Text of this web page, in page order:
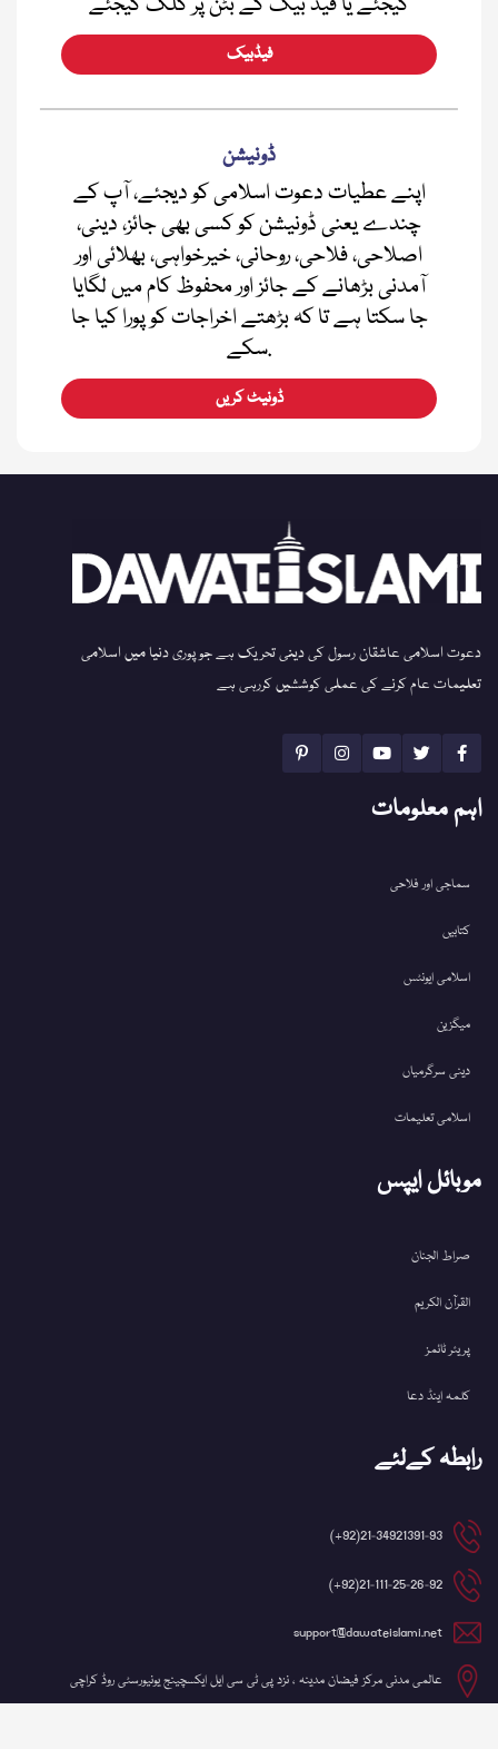
فیڈبیک
ڈونیشن
اپنے عطیات دعوت اسلامی کو دیجئے، آپ کے
چندے یعنی ڈونیشن کو کسی بھی جائز، دینی،
اصلاحی، فلاحی، روحانی، خیرخواہی، بھلائی اور
آمدنی بڑھانے کے جائز اور محفوظ کام میں لگایا
جا سکتا ہے تا کہ بڑھتے اخراجات کو پورا کیا جا
سکے.
ڈونیٹ کریں
دعوت اسلامی عاشقان رسول کی دینی تحریک ہے جو پوری دنیا میں اسلامی
تعلیمات عام کرنے کی عملی کوششیں کررہی ہے
اہم معلومات
سماجی اور فلاحی
کتابیں
اسلامی ایونٹس
میگزین
دینی سرگرمیاں
اسلامی تعلیمات
موبائل ایپس
صراط الجنان
القرآن الکریم
پریئر ٹائمز
کلمہ اینڈ دعا
رابطہ کےلئے
21-34921391-93(92+)
21-111-25-26-92(92+)
support@dawateislami.net
عالمی مدنی مرکز فیضان مدینہ ، نزد پی ٹی سی ایل ایکسچینج یونیورسٹی روڈ کراچی